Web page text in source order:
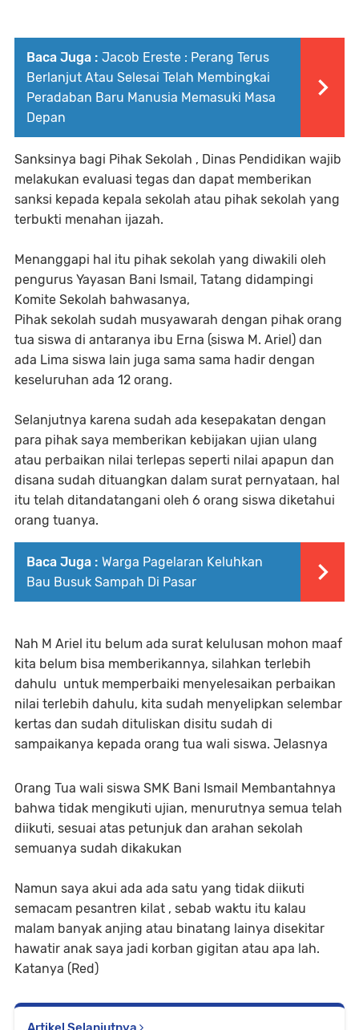
Baca Juga : Jacob Ereste : Perang Terus
Berlanjut Atau Selesai Telah Membingkai
Peradaban Baru Manusia Memasuki Masa
Depan
Sanksinya bagi Pihak Sekolah , Dinas Pendidikan wajib
melakukan evaluasi tegas dan dapat memberikan
sanksi kepada kepala sekolah atau pihak sekolah yang
terbukti menahan ijazah.
Menanggapi hal itu pihak sekolah yang diwakili oleh
pengurus Yayasan Bani Ismail, Tatang didampingi
Komite Sekolah bahwasanya,
Pihak sekolah sudah musyawarah dengan pihak orang
tua siswa di antaranya ibu Erna (siswa M. Ariel) dan
ada Lima siswa lain juga sama sama hadir dengan
keseluruhan ada 12 orang.
Selanjutnya karena sudah ada kesepakatan dengan
para pihak saya memberikan kebijakan ujian ulang
atau perbaikan nilai terlepas seperti nilai apapun dan
disana sudah dituangkan dalam surat pernyataan, hal
itu telah ditandatangani oleh 6 orang siswa diketahui
orang tuanya.
Baca Juga : Warga Pagelaran Keluhkan
Bau Busuk Sampah Di Pasar
Nah M Ariel itu belum ada surat kelulusan mohon maaf
kita belum bisa memberikannya, silahkan terlebih
dahulu untuk memperbaiki menyelesaikan perbaikan
nilai terlebih dahulu, kita sudah menyelipkan selembar
kertas dan sudah dituliskan disitu sudah di
sampaikanya kepada orang tua wali siswa. Jelasnya
Orang Tua wali siswa SMK Bani Ismail Membantahnya
bahwa tidak mengikuti ujian, menurutnya semua telah
diikuti, sesuai atas petunjuk dan arahan sekolah
semuanya sudah dikakukan
Namun saya akui ada ada satu yang tidak diikuti
semacam pesantren kilat , sebab waktu itu kalau
malam banyak anjing atau binatang lainya disekitar
hawatir anak saya jadi korban gigitan atau apa lah.
Katanya (Red)